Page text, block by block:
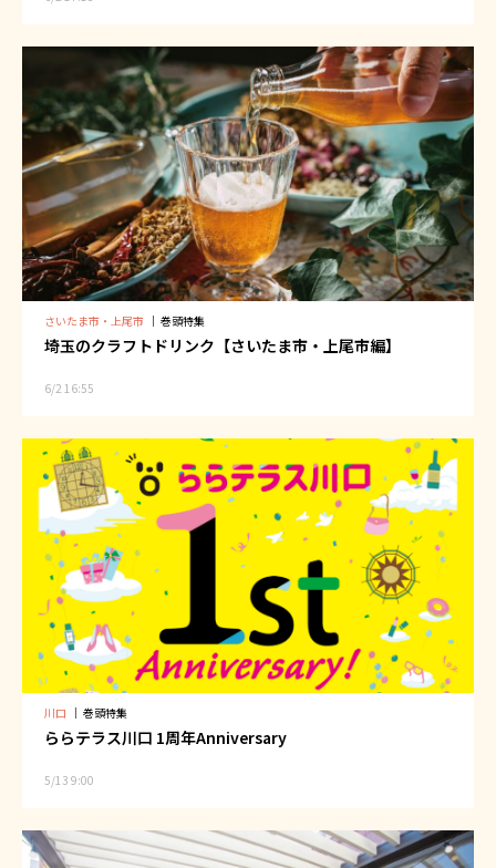
さいたま市・上尾市 ｜ 巻頭特集
埼玉のクラフトドリンク【さいたま市・上尾市編】
6/2 16:55
川口 ｜ 巻頭特集
ららテラス川口 1周年Anniversary
5/13 9:00